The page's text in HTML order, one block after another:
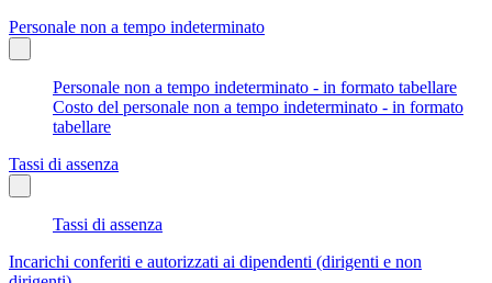
Personale non a tempo indeterminato
Personale non a tempo indeterminato - in formato tabellare
Costo del personale non a tempo indeterminato - in formato
tabellare
Tassi di assenza
Tassi di assenza
Incarichi conferiti e autorizzati ai dipendenti (dirigenti e non